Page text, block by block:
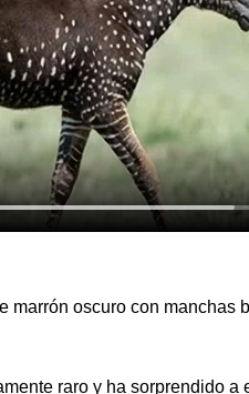
marrón oscuro con
raro y ha sorprendido a